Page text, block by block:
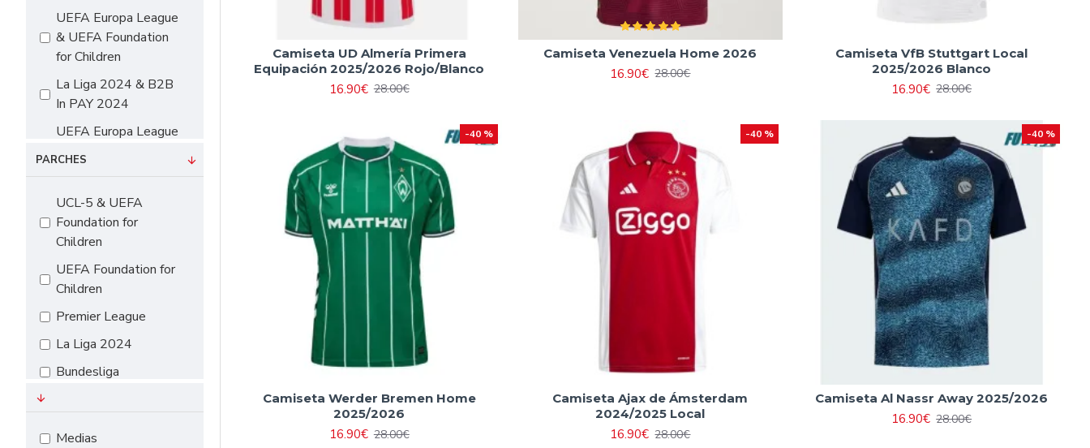
#24 135cm-145cm
#26 145cm-155cm
#28 155cm-165cm
#10（115cm-
125cm）
#12（125cm-
135cm）
#14（135cm-
145cm）
155cm）
165cm）
UEFA Europa League
& UEFA Foundation
for Children
La Liga 2024 & B2B
In PAY 2024
UEFA Europa League
& UEFA Foundation
PARCHES
UCL-5 & UEFA
Foundation for
Children
UEFA Foundation for
Children
Premier League
La Liga 2024
Bundesliga
Medias
Camiseta UD Almería Primera
Equipación 2025/2026 Rojo/Blanco
16.90€ 28.00€
Camiseta Venezuela Home 2026
16.90€ 28.00€
Camiseta VfB Stuttgart Local
2025/2026 Blanco
16.90€ 28.00€
-40 %
Camiseta Werder Bremen Home
2025/2026
16.90€ 28.00€
-40 %
Camiseta Ajax de Ámsterdam
2024/2025 Local
16.90€ 28.00€
-40 %
Camiseta Al Nassr Away 2025/2026
16.90€ 28.00€